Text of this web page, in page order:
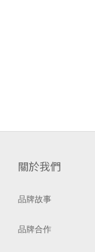
關於我們
品牌故事
品牌合作